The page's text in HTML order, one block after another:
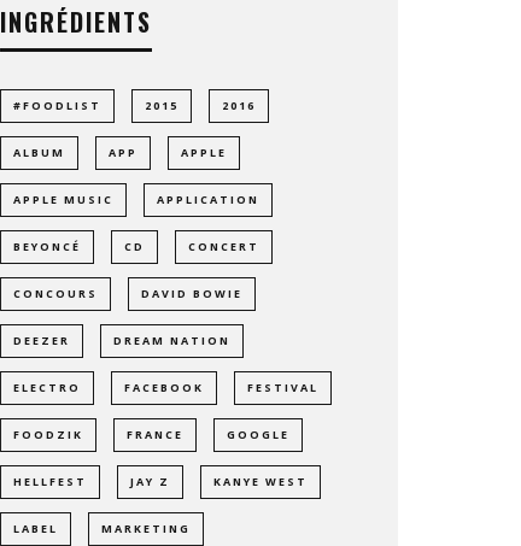
INGRÉDIENTS
#FOODLIST 2015 2016
ALBUM APP APPLE
APPLE MUSIC APPLICATION
BEYONCÉ CD CONCERT
CONCOURS DAVID BOWIE
DEEZER DREAM NATION
ELECTRO FACEBOOK FESTIVAL
FOODZIK FRANCE GOOGLE
HELLFEST JAY Z KANYE WEST
LABEL MARKETING